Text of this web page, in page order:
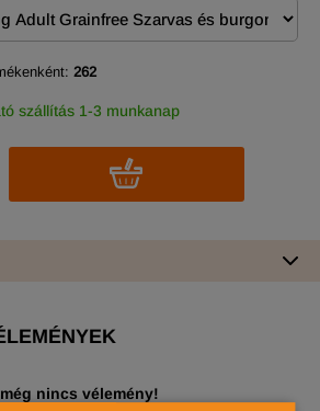
262
szállítás 1-3 munkanap
nincs vélemény!